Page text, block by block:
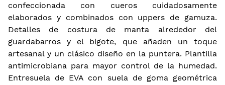
confeccionada con cueros cuidadosamente
elaborados y combinados con uppers de gamuza.
Detalles de costura de manta alrededor del
guardabarros y el bigote, que añaden un toque
artesanal y un clásico diseño en la puntera. Plantilla
antimicrobiana para mayor control de la humedad.
Entresuela de EVA con suela de goma geométrica